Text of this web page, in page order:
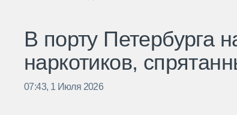
В порту Петербурга
наркотиков,
07:43, 1 Июля 2026